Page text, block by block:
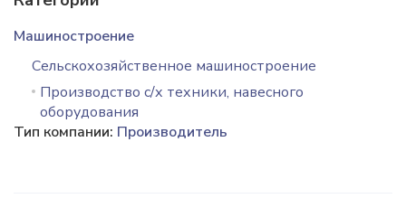
Машиностроение
Сельскохозяйственное машиностроение
Производство с/х техники, навесного
оборудования
Тип компании: Производитель